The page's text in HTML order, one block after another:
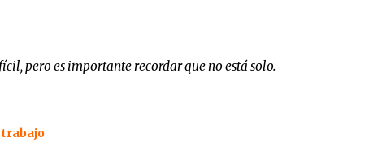
pero es importante recordar que no está solo.
trabajo